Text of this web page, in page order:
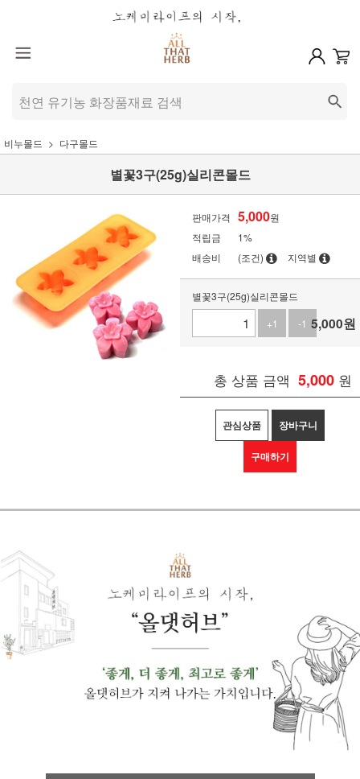
비누몰드 다구몰드
별꽃3구(25g)실리콘몰드
판매가격 5,000원
적립금
1%
배송비
(조건) 지역별
별꽃3구(25g)실리콘몰드
+1
-1 5,000원
총 상품 금액 5,000 원
관심상품 장바구니
구매하기